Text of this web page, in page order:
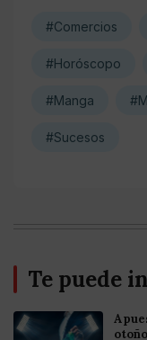
#Comercios
#Horóscopo
#Manga
#Sucesos
Te puede